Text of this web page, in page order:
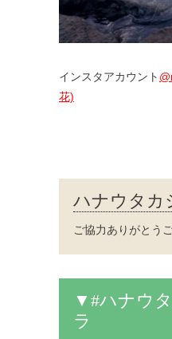
インスタアカウント
花)
ハナウタカ
ご協力ありがとう
▼#ハナウ
ラ